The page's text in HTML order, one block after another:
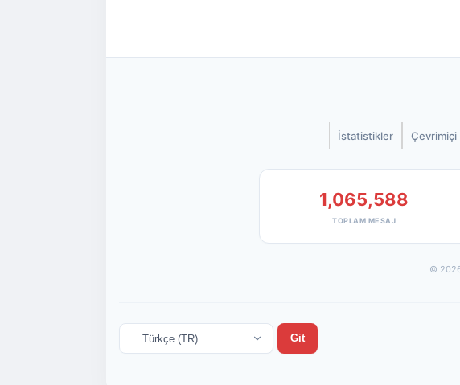
İstatistikler Çevrimiçi
1,065,588
TOPLAM MESAJ
©